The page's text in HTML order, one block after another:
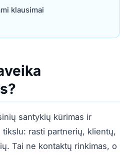
klausimai
santykių kūrimas ir
rasti partnerių, klientų,
Tai ne kontaktų rinkimas, o